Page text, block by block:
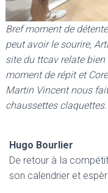
Bref moment de
peut avoir le sourire,
site du ttcav relate bien
moment de répit et
Martin Vincent nous
chaussettes claquettes.
Hugo Bourlier
De retour à la
son calendrier et